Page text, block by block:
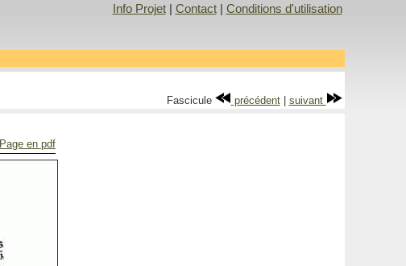
Info Projet| Contact| Conditions d'utilisation
Fascicule précédent| suivant
Page en pdf